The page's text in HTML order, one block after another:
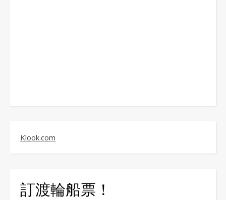
Klook.com
訂渡輪船票！